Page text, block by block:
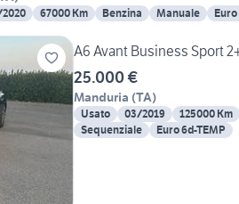
67000 Km Benzina Manuale Euro
A6 Avant Business Sport
25.000 €
Manduria (TA)
Usato 03/2019 125000 Km
Sequenziale
Euro 6d-TEMP